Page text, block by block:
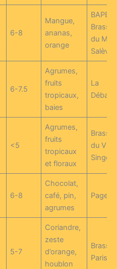
6-8
Mangue,
ananas,
orange
du
Salève
6-7.5
Agrumes,
fruits
tropicaux,
baies
La
<5
Agrumes,
fruits
tropicaux
et floraux
du
Singe
6-8
Chocolat,
café, pin,
agrumes
Page
5-7
Coriandre,
zeste
d’orange,
houblon
Parisis